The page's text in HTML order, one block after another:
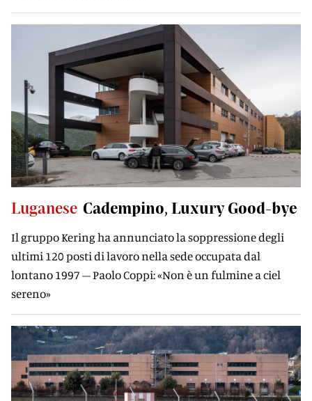
Luganese Cadempino, Luxury Good-bye
Il gruppo Kering ha annunciato la soppressione degli
ultimi 120 posti di lavoro nella sede occupata dal
lontano 1997 – Paolo Coppi: «Non è un fulmine a ciel
sereno»